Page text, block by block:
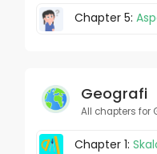
Chapter 5:
Geografi
All chapters for
Chapter 1: